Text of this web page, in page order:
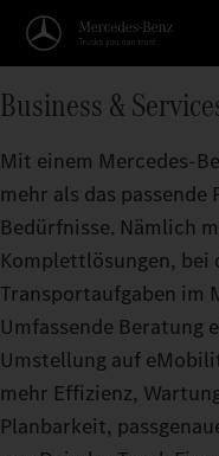
Business &
Mit einem Mercedes-
mehr als das passende
Bedürfnisse. Nämlich
Komplettlösungen, bei
Transportaufgaben im
Umfassende
Umstellung auf
mehr Effizienz,
Planbarkeit,